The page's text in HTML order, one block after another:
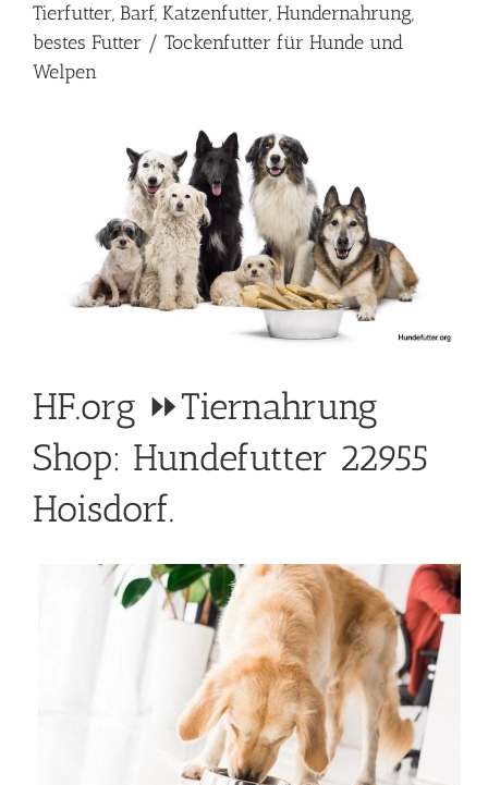
Tierfutter, Barf, Katzenfutter, Hundernahrung,
bestes Futter / Tockenfutter für Hunde und
Welpen
HF.org ⏩Tiernahrung
Shop: Hundefutter 22955
Hoisdorf.